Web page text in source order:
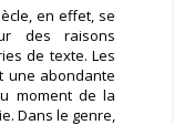
en effet, se
des raisons
de texte. Les
une abondante
moment de la
Dans le genre,